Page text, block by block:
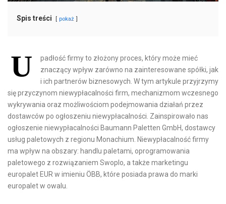
Spis treści pokaż
U
padłość firmy to złożony proces, który może mieć
znaczący wpływ zarówno na zainteresowane spółki, jak
i ich partnerów biznesowych. W tym artykule przyjrzymy
się przyczynom niewypłacalności firm, mechanizmom wczesnego
wykrywania oraz możliwościom podejmowania działań przez
dostawców po ogłoszeniu niewypłacalności. Zainspirowało nas
ogłoszenie niewypłacalności Baumann Paletten GmbH, dostawcy
usług paletowych z regionu Monachium. Niewypłacalność firmy
ma wpływ na obszary: handlu paletami, oprogramowania
paletowego z rozwiązaniem Swoplo, a także marketingu
europalet EUR w imieniu ÖBB, które posiada prawa do marki
europalet w owalu.